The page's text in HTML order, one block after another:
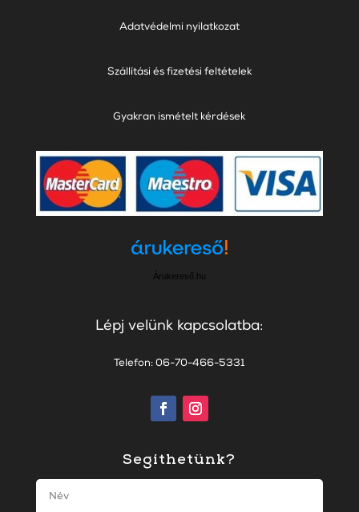
Adatvédelmi nyilatkozat
Szállítási és fizetési feltételek
Gyakran ismételt kérdések
Árukereső.hu
Lépj velünk kapcsolatba:
Telefon: 06-70-466-5331
Segíthetünk?